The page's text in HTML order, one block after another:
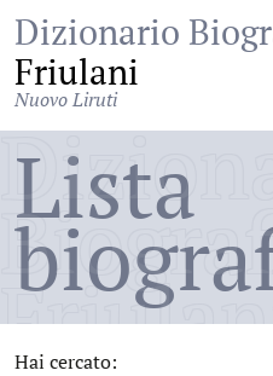
Dizionario
Friulani
Nuovo Liruti
Lista
Hai cercato: